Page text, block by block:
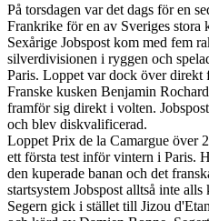
På torsdagen var det dags för en
Frankrike för en av Sveriges stora
Sexårige Jobspost kom med fem
silverdivisionen i ryggen och
Paris. Loppet var dock över direkt
Franske kusken Benjamin
framför sig direkt i volten.
och blev diskvalificerad.
Loppet Prix de la Camargue över
ett första test inför vintern i Paris.
den kuperade banan och det
startsystem Jobspost alltså inte
Segern gick i stället till Jizou